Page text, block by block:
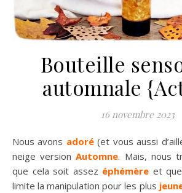
Bouteille
automnale
16 novembre 2023
Nous avons adoré (et vous aussi
neige versionAutomne. Mais, nous
que cela soit assez éphémère et
limite la manipulation pour les plus